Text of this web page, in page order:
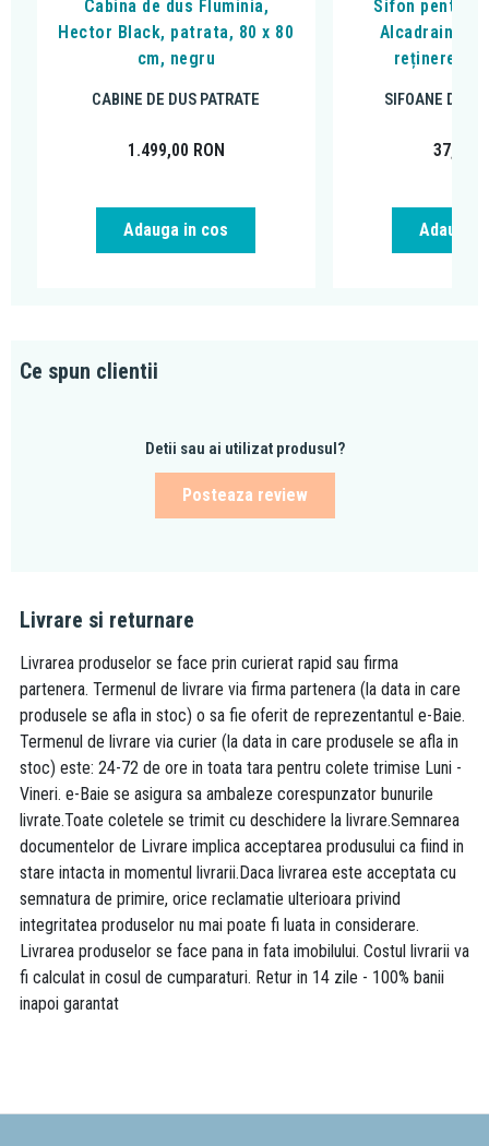
Cabina de dus Fluminia,
Hector Black, patrata, 80 x 80
cm, negru
CABINE DE DUS PATRATE
1.499,00 RON
Adauga in cos
Sifon pentru
Alcadrain, cu
reținere a
SIFOANE DE
37,33
Adauga
Ce spun clientii
Detii sau ai utilizat produsul?
Posteaza review
Livrare si returnare
Livrarea produselor se face prin curierat rapid sau firma
partenera. Termenul de livrare via firma partenera (la data in care
produsele se afla in stoc) o sa fie oferit de reprezentantul e-Baie.
Termenul de livrare via curier (la data in care produsele se afla in
stoc) este: 24-72 de ore in toata tara pentru colete trimise Luni -
Vineri. e-Baie se asigura sa ambaleze corespunzator bunurile
livrate.Toate coletele se trimit cu deschidere la livrare.Semnarea
documentelor de Livrare implica acceptarea produsului ca fiind in
stare intacta in momentul livrarii.Daca livrarea este acceptata cu
semnatura de primire, orice reclamatie ulterioara privind
integritatea produselor nu mai poate fi luata in considerare.
Livrarea produselor se face pana in fata imobilului. Costul livrarii va
fi calculat in cosul de cumparaturi. Retur in 14 zile - 100% banii
inapoi garantat